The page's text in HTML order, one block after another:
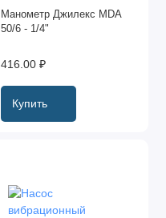
Манометр Джилекс МDА
50/6 - 1/4"
416.00 ₽
Купить